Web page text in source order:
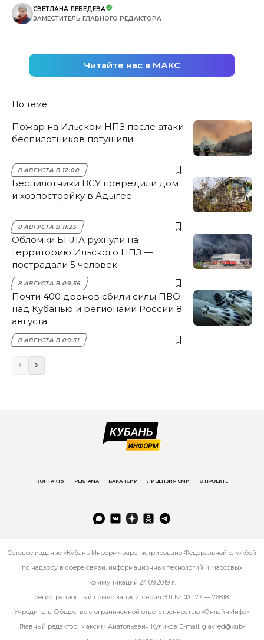
СВЕТЛАНА ЛЕБЕДЕВА
ЗАМЕСТИТЕЛЬ ГЛАВНОГО РЕДАКТОРА
Читайте нас в МАКС
По теме
Пожар на Ильском НПЗ после атаки
беспилотников потушили
8 АВГУСТА В 12:00
Беспилотники ВСУ повредили дом
и хозпостройку в Адыгее
8 АВГУСТА В 11:25
Обломки БПЛА рухнули на
территорию Ильского НПЗ —
пострадали 5 человек
8 АВГУСТА В 09:56
Почти 400 дронов сбили силы ПВО
над Кубанью и регионами России 8
августа
8 АВГУСТА В 09:31
КОНТАКТЫ РЕКЛАМА ВАКАНСИИ ЛИЦЕНЗИЯ СМИ О ПРОЕКТЕ
Сетевое издание «Кубань Информ» зарегистрировано Федеральной службой
по надзору в сфере связи, информационных технологий и массовых
коммуникаций 24.09.2019 г.
регистрационный номер записи: серия ЭЛ № ФС 77 — 76818.
Учредитель: Общество с ограниченной ответственностью «ОнлайнИнфо».
Главный редактор: Максим Анатольевич Куликов E-mail: glavred@kub-